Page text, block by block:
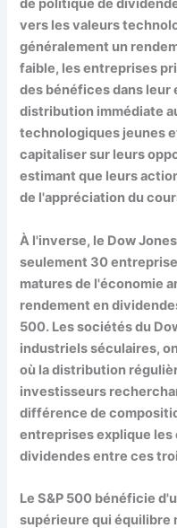
de politique de
vers les valeurs
généralement un
faible, les entreprises
des bénéfices dans leur
distribution immédiate
technologiques jeunes
capitaliser sur leurs
estimant que leurs
de l'appréciation du
À l'inverse, le Dow
seulement 30
matures de l'économie
rendement en
500. Les sociétés du
industriels séculaires,
où la distribution
investisseurs
différence de
entreprises explique
dividendes entre ces
Le S&P 500 bénéficie
supérieure qui équilibre